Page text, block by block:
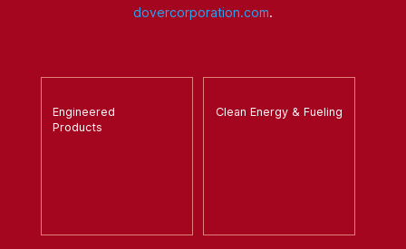
dovercorporation.com.
Engineered
Products
Clean Energy & Fueling